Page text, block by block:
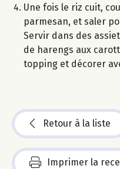
Une fois le riz cuit,
parmesan, et saler
Servir dans des
de harengs aux
topping et décorer
Retour à la liste
Imprimer la